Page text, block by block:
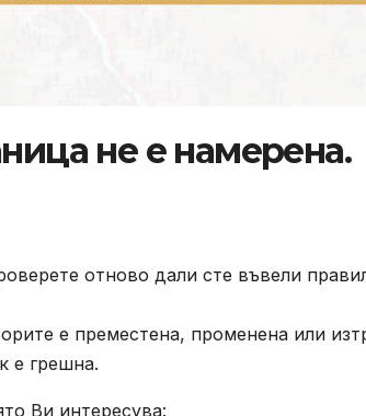
не е намерена.
отново дали сте въвели
е преместена, променена или
е грешна.
Ви интересува: